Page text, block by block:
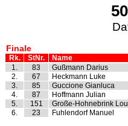
Finale
Rk. StNr. Name
1.
83 Gußmann Darius
2.
67 Heckmann Luke
3.
85 Guccione Gianluca
4.
87 Hoffmann Julian
5.
151 Große-Hohnebrink
6.
23 Fuhlendorf Manuel